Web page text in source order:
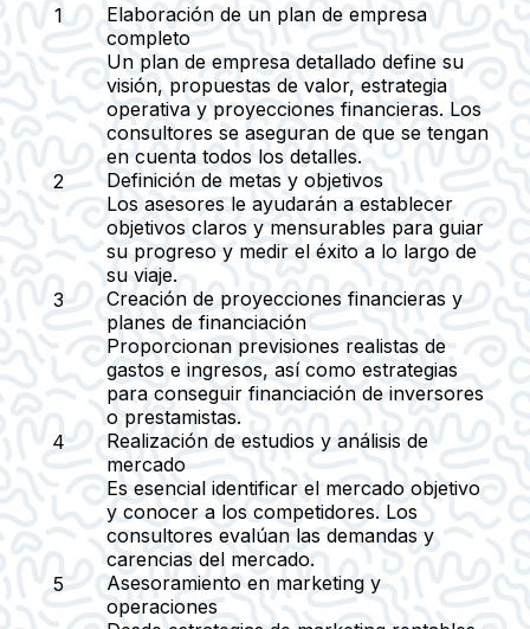
Elaboración de un plan de empresa
completo
Un plan de empresa detallado define su
visión, propuestas de valor, estrategia
operativa y proyecciones financieras. Los
consultores se aseguran de que se tengan
en cuenta todos los detalles.
Definición de metas y objetivos
Los asesores le ayudarán a establecer
objetivos claros y mensurables para guiar
su progreso y medir el éxito a lo largo de
su viaje.
Creación de proyecciones financieras y
planes de financiación
Proporcionan previsiones realistas de
gastos e ingresos, así como estrategias
para conseguir financiación de inversores
o prestamistas.
Realización de estudios y análisis de
mercado
Es esencial identificar el mercado objetivo
y conocer a los competidores. Los
consultores evalúan las demandas y
carencias del mercado.
Asesoramiento en marketing y
operaciones